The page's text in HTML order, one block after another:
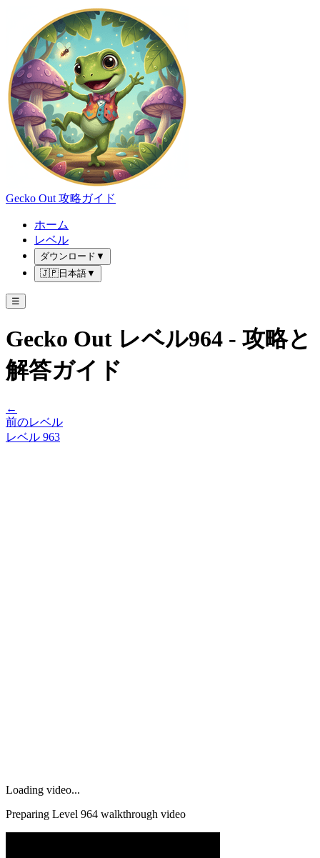
Gecko Out 攻略ガイド
ホーム
レベル
ダウンロード ▼
🇯🇵日本語▼
☰
Gecko Out レベル964 - 攻略と
解答ガイド
←
前のレベル
レベル 963
Loading video...
Preparing Level 964 walkthrough video